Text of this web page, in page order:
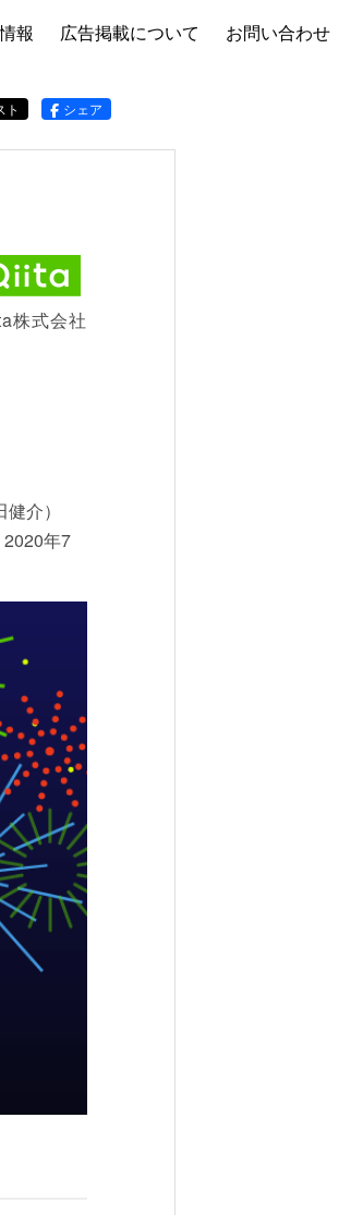
報 広告掲載について お問い合わせ
ト シェア
株式会社
介）
年7